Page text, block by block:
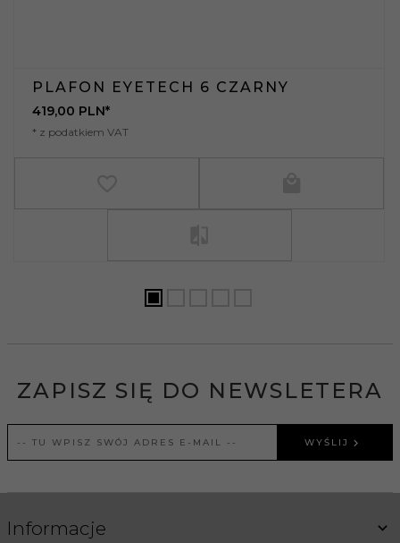
PLAFON EYETECH 6 CZARNY
419,00 PLN*
* z podatkiem VAT
ZAPISZ SIĘ DO NEWSLETERA
WYŚLIJ
Informacje